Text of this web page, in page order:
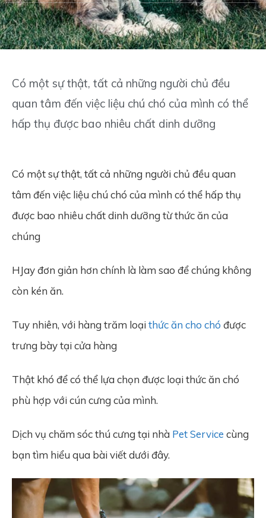
Có một sự thật, tất cả những người chủ đều
quan tâm đến việc liệu chú chó của mình có thể
hấp thụ được bao nhiêu chất dinh dưỡng
Có một sự thật, tất cả những người chủ đều quan
tâm đến việc liệu chú chó của mình có thể hấp thụ
được bao nhiêu chất dinh dưỡng từ thức ăn của
chúng
HJay đơn giản hơn chính là làm sao để chúng không
còn kén ăn.
Tuy nhiên, với hàng trăm loại thức ăn cho chó được
trưng bày tại cửa hàng
Thật khó để có thể lựa chọn được loại thức ăn chó
phù hợp với cún cưng của mình.
Dịch vụ chăm sóc thú cưng tại nhà Pet Service cùng
bạn tìm hiểu qua bài viết dưới đây.